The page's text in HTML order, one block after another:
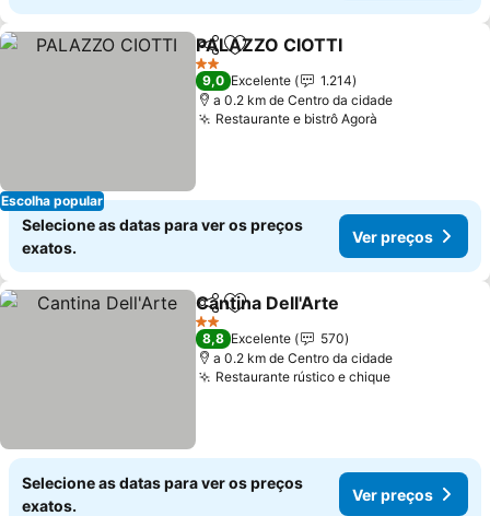
Escolha popular
PartilharAdicionar aos favoritos
PALAZZO CIOTTI
2 Estrelas
9,0 Excelente
1.214
a 0.2 km de Centro da cidade
Restaurante e bistrô Agorà
Selecione as datas para ver os preços
exatos.
Ver preços
PartilharAdicionar aos favoritos
Cantina Dell'Arte
2 Estrelas
8,8 Excelente
570
a 0.2 km de Centro da cidade
Restaurante rústico e chiqueVer preços
Selecione as datas para ver os preços
exatos.
Ver preços